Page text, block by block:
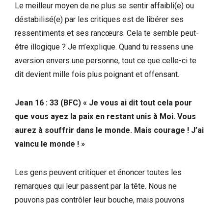
Le meilleur moyen de ne plus se sentir affaibli(e) ou
déstabilisé(e) par les critiques est de libérer ses
ressentiments et ses rancœurs. Cela te semble peut-
être illogique ? Je m’explique. Quand tu ressens une
aversion envers une personne, tout ce que celle-ci te
dit devient mille fois plus poignant et offensant.
Jean 16 : 33 (BFC) « Je vous ai dit tout cela pour
que vous ayez la paix en restant unis à Moi. Vous
aurez à souffrir dans le monde. Mais courage ! J’ai
vaincu le monde ! »
Les gens peuvent critiquer et énoncer toutes les
remarques qui leur passent par la tête. Nous ne
pouvons pas contrôler leur bouche, mais pouvons